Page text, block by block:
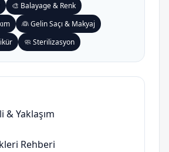
🎨 Balayage & Renk
👰 Gelin Saçı & Makyaj
🧼 Sterilizasyon
& Yaklaşım
Rehberi